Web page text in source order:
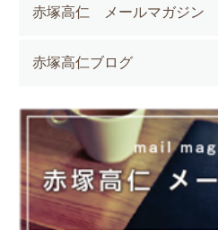
赤塚高仁 メールマガジン
赤塚高仁ブログ